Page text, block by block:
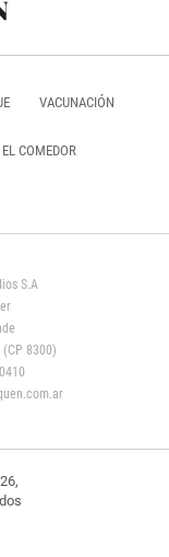
VACUNACIÓN
EL COMEDOR
S.A
8300)